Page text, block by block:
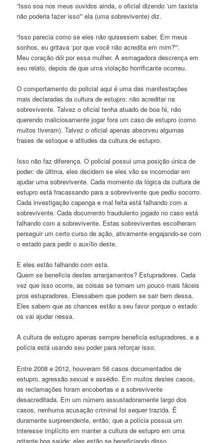
“Isso soa nos meus ouvidos ainda, o oficial dizendo ‘um taxista
não poderia fazer isso'” ela (uma sobrevivente) diz.
“Isso parecia como se eles não quisessem saber. Em meus
sonhos, eu gritava ‘por que você não acredita em mim?'”.
Meu coração dói por essa mulher. A esmagadora descrença em
seu relato, depois de que uma violação horrificante ocorreu.
O comportamento do policial aqui é uma das manifestações
mais declaradas da cultura de estupro: não acreditar na
sobrevivente. Talvez o oficial tenha atuado de boa fé, não
querendo maliciosamente jogar fora um caso de estupro (como
muitos tiveram). Talvez o oficial apenas absorveu algumas
frases de estoque e atitudes da cultura de estupro.
Isso não faz diferença. O policial possui uma posição única de
poder: de última, eles decidem se eles vão se incomodar em
ajudar uma sobrevivente. Cada momento da lógica da cultura de
estupro está fracassando para a sobrevivente que pediu socorro.
Cada investigação capenga e mal feita está falhando com a
sobrevivente. Cada documento fraudulento jogado no caso está
falhando com a sobrevivente. Estas sobreviventes escolheram
perseguir um certo curso de ação, ativamente engajando-se com
o estado para pedir o auxílio deste.
E eles estão falhando com esta.
Quem se beneficia destes arranjamentos? Estupradores. Cada
vez que isso ocorre, as coisas se tornam um pouco mais fáceis
pros estupradores. Elessabem que podem se sair bem dessa.
Eles sabem que as chances estão a seu favor porque o estado
os vai ajudar nessa.
A cultura de estupro apenas sempre beneficia estupradores, e a
polícia está usando seu poder para reforçar isso.
Entre 2008 e 2012, houveram 56 casos documentados de
estupro, agressão sexual e assédio. Em muitos destes casos,
as reclamações foram encobertas e a sobrevivente
desacreditada. Em um número assustadoramente largo dos
casos, nenhuma acusação criminal foi sequer trazida. É
duramente surpreendente, então, que a polícia possua um
interesse implícito em manter a cultura de estupro em uma
gritante boa saúde: eles estão se beneficiando disso.